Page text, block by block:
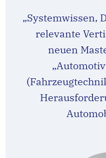
„Systemwissen,
relevante
neuen